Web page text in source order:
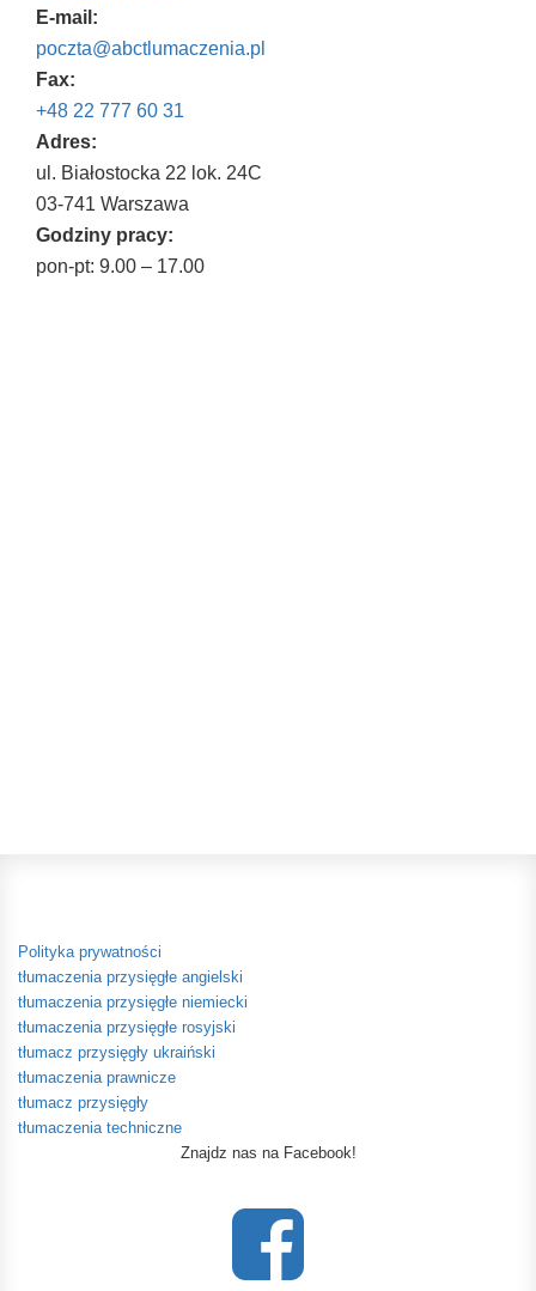
E-mail:
poczta@abctlumaczenia.pl
Fax:
+48 22 777 60 31
Adres:
ul. Białostocka 22 lok. 24C
03-741 Warszawa
Godziny pracy:
pon-pt: 9.00 – 17.00
Polityka prywatności
tłumaczenia przysięgłe angielski
tłumaczenia przysięgłe niemiecki
tłumaczenia przysięgłe rosyjski
tłumacz przysięgły ukraiński
tłumaczenia prawnicze
tłumacz przysięgły
tłumaczenia techniczne
Znajdz nas na Facebook!